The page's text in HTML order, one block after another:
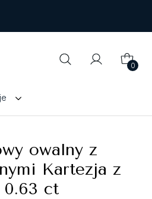
0
owalny z
Kartezja z
0.63 ct